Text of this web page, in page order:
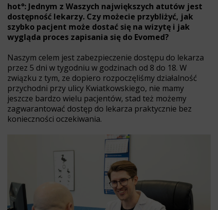
hot°: Jednym z Waszych największych atutów jest
dostępność lekarzy. Czy możecie przybliżyć, jak
szybko pacjent może dostać się na wizytę i jak
wygląda proces zapisania się do Evomed?
Naszym celem jest zabezpieczenie dostępu do lekarza
przez 5 dni w tygodniu w godzinach od 8 do 18. W
związku z tym, ze dopiero rozpoczęliśmy działalność
przychodni przy ulicy Kwiatkowskiego, nie mamy
jeszcze bardzo wielu pacjentów, stad też możemy
zagwarantować dostęp do lekarza praktycznie bez
konieczności oczekiwania.